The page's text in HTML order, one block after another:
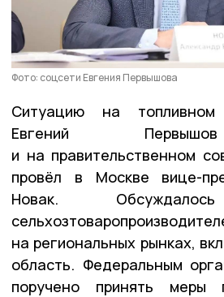
Фото: соцсети Евгения Первышова
Ситуацию на
Евгений
и на правительственном
провёл в Москве вице-
Новак.
на региональных рынках,
область. Федеральным
поручено принять меры